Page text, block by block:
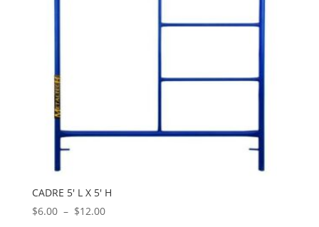
CADRE 5′ L X 5′ H
$6.00 – $12.00Plage